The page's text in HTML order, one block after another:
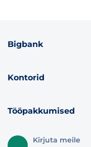
Bigbank
Kontorid
Tööpakkumised
Kirjuta meile